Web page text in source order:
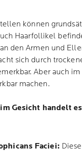
können
Haarfollikel
den Armen und
sich durch
Aber auch im
machen.
Gesicht handelt
Faciei: